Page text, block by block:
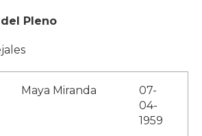
Pleno
Maya Miranda
07-
04-
1959